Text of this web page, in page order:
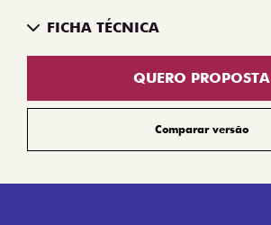
FICHA TÉCNICA
QUERO PROPOSTA
Comparar versão